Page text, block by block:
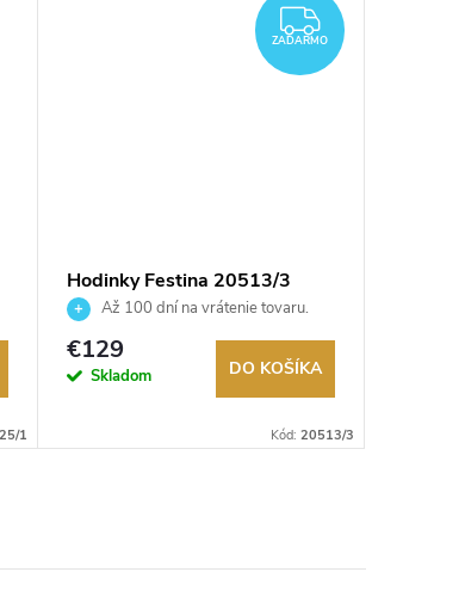
1
ZADARMO
ZADARMO
Hodinky Festina 20513/3
Až 100 dní na vrátenie tovaru.
Autorizovaný predajca.
€129
Skladom DO KOŠÍKA
Kód: 20513/3